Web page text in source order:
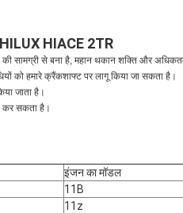
HIACE 2TR
सामग्री से बना है, महान थकान शक्ति और
को हमारे क्रैंकशाफ्ट पर लागू किया जा सकता है।
जाता है।
कर सकता है।
इंजन का मॉडल
11B
11z